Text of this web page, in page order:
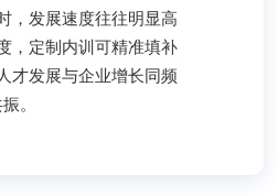
，发展速度往往明显高
，定制内训可精准填补
才发展与企业增长同频
。